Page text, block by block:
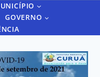
GOVERNO